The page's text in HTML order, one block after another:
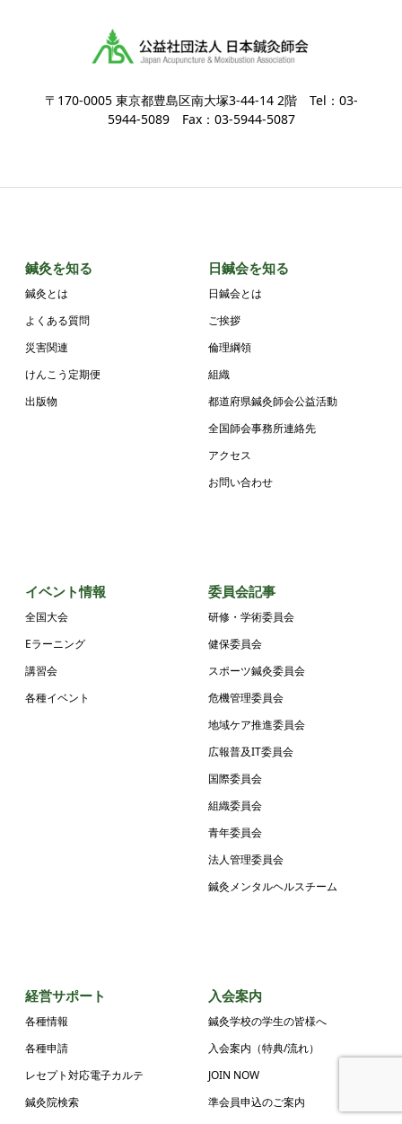
〒170-0005 東京都豊島区南大塚3-44-14 2階 Tel：03-
5944-5089 Fax：03-5944-5087
鍼灸を知る
鍼灸とは
よくある質問
災害関連
けんこう定期便
出版物
日鍼会を知る
日鍼会とは
ご挨拶
倫理綱領
組織
都道府県鍼灸師会公益活動
全国師会事務所連絡先
アクセス
お問い合わせ
イベント情報
全国大会
Eラーニング
講習会
各種イベント
委員会記事
研修・学術委員会
健保委員会
スポーツ鍼灸委員会
危機管理委員会
地域ケア推進委員会
広報普及IT委員会
国際委員会
組織委員会
青年委員会
法人管理委員会
鍼灸メンタルヘルスチーム
経営サポート
各種情報
各種申請
レセプト対応電子カルテ
鍼灸院検索
入会案内
鍼灸学校の学生の皆様へ
入会案内（特典/流れ）
JOIN NOW
準会員申込のご案内